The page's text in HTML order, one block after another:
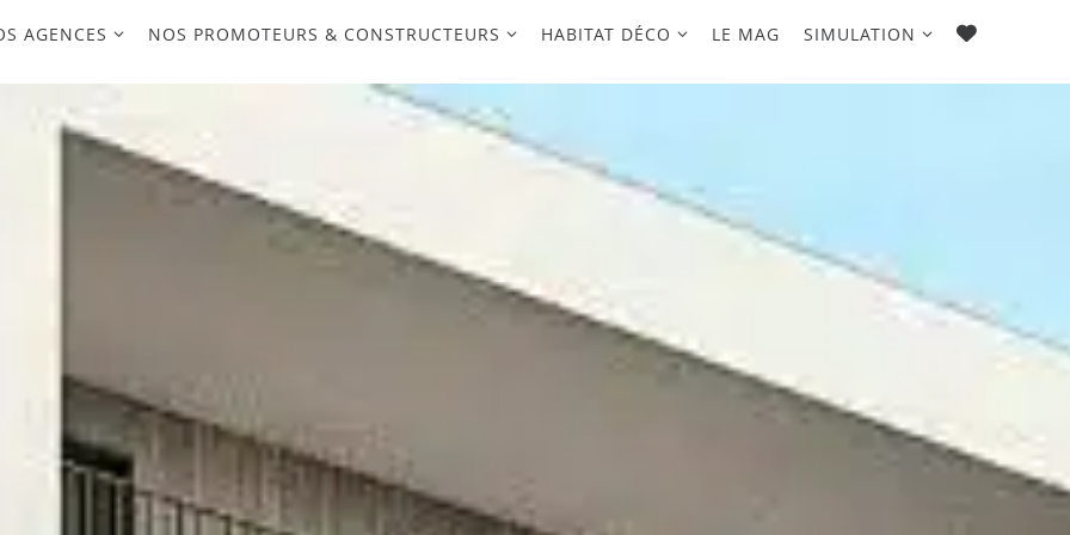
AGENCES NOS PROMOTEURS & CONSTRUCTEURS HABITAT DÉCO LE MAG SIMULATION FAVORIS